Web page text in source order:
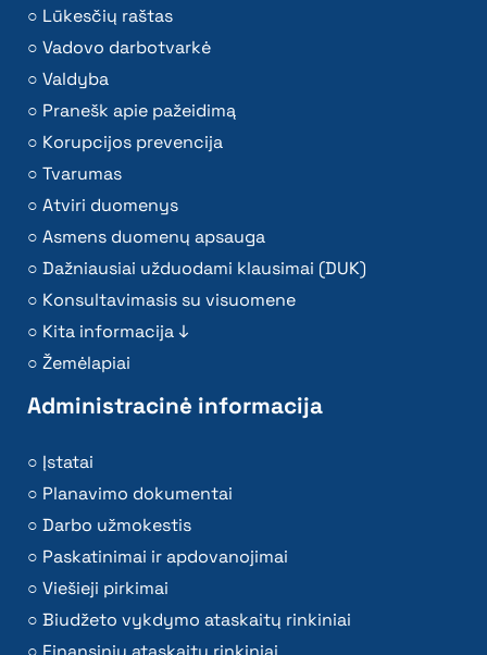
Lūkesčių raštas
Vadovo darbotvarkė
Valdyba
Pranešk apie pažeidimą
Korupcijos prevencija
Tvarumas
Atviri duomenys
Asmens duomenų apsauga
Dažniausiai užduodami klausimai (DUK)
Konsultavimasis su visuomene
Kita informacija ↓
Žemėlapiai
Administracinė informacija
Įstatai
Planavimo dokumentai
Darbo užmokestis
Paskatinimai ir apdovanojimai
Viešieji pirkimai
Biudžeto vykdymo ataskaitų rinkiniai